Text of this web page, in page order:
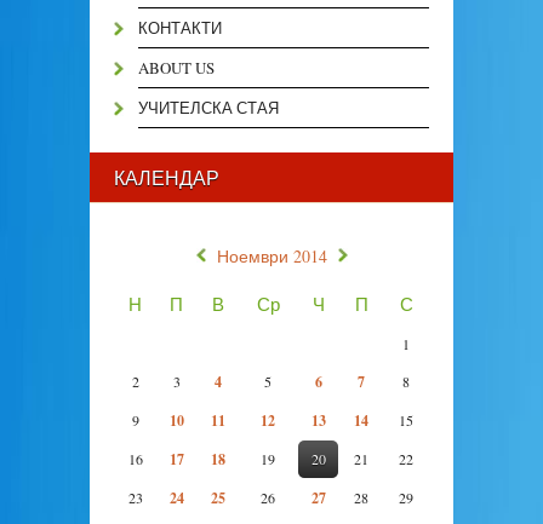
КОНТАКТИ
ABOUT US
УЧИТЕЛСКА СТАЯ
КАЛЕНДАР
« Ноември 2014 »
Н П В Ср Ч П С
1
2
3 4 5 6 7
8
9
10 11 12 13 14
15
16
17 18 19 20 21
22
23
24 25 26 27 28 29